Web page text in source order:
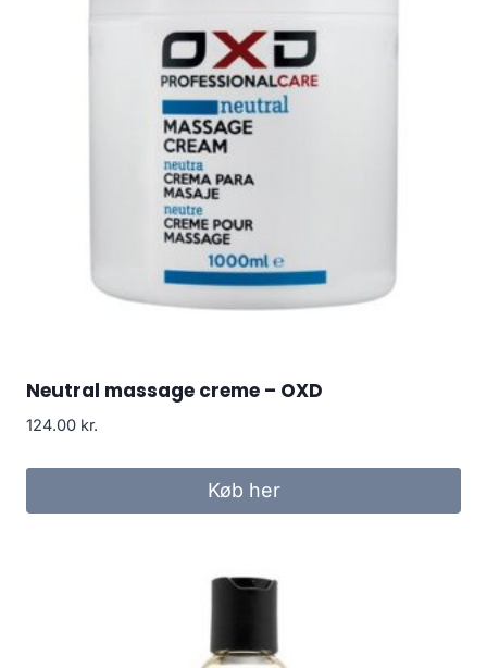
Neutral massage creme – OXD
124.00 kr.
Køb her